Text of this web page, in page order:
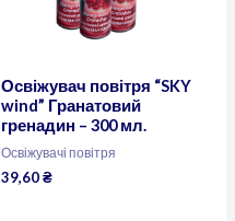
Освіжувач повітря “SKY
wind” Гранатовий
гренадин – 300 мл.
Освіжувачі повітря
39,60₴